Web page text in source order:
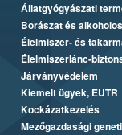
Állatgyógyászati
Borászat és
Élelmiszer- és
Élelmiszerlánc-
Járványvédelem
Kiemelt ügyek, EUTR
Kockázatkezelés
Mezőgazdasági